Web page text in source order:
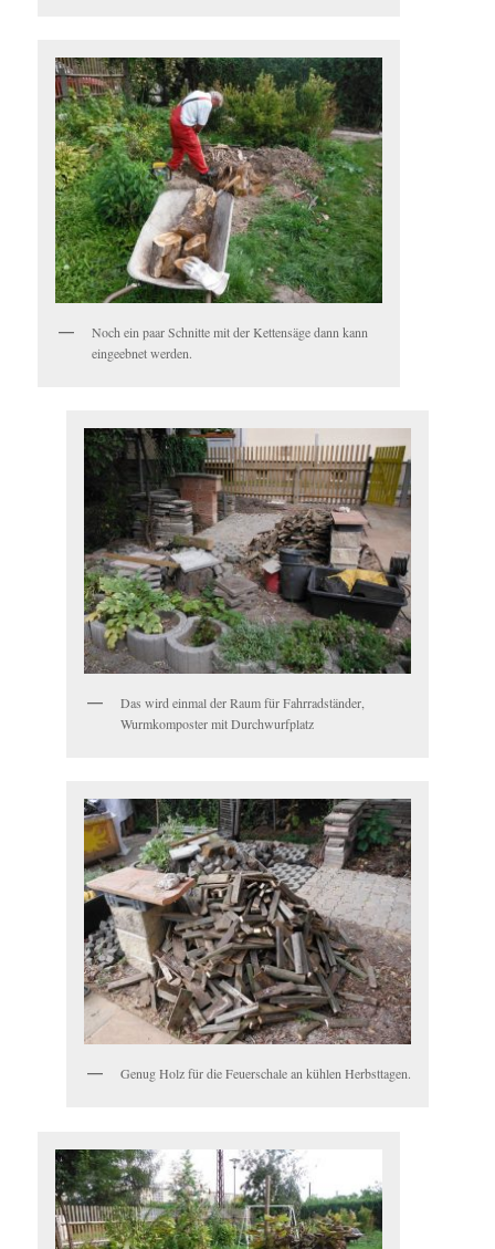
Noch ein paar Schnitte mit der Kettensäge dann kann
eingeebnet werden.
Das wird einmal der Raum für Fahrradständer,
Wurmkomposter mit Durchwurfplatz
Genug Holz für die Feuerschale an kühlen Herbsttagen.